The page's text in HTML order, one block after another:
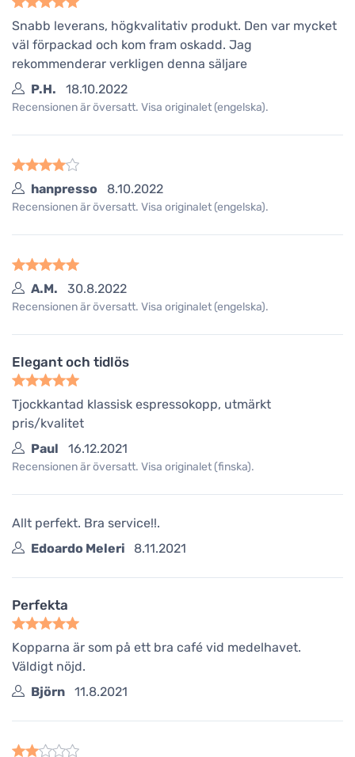
Snabb leverans, högkvalitativ produkt. Den var mycket
väl förpackad och kom fram oskadd. Jag
rekommenderar verkligen denna säljare
P.H.
18.10.2022
Recensionen är översatt. Visa originalet (engelska).
hanpresso 8.10.2022
Recensionen är översatt. Visa originalet (engelska).
A.M. 30.8.2022
Recensionen är översatt. Visa originalet (engelska).
Elegant och tidlös
Tjockkantad klassisk espressokopp, utmärkt
pris/kvalitet
Paul
16.12.2021
Recensionen är översatt. Visa originalet (finska).
Allt perfekt. Bra service!!.
Edoardo Meleri
8.11.2021
Perfekta
Kopparna är som på ett bra café vid medelhavet.
Väldigt nöjd.
Björn
11.8.2021